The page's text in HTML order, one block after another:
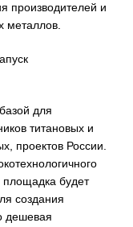
производителей и
металлов.
для
титановых и
проектов России.
будет
создания
дешевая